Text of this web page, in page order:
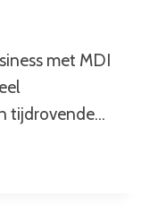
met MDI
tijdrovende…